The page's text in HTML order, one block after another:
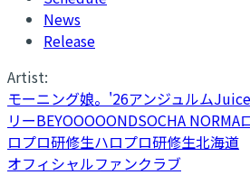
News
Release
Artist:
モーニング娘。'26アンジュルム
リーBEYOOOOONDSOCHA NORMA
ロプロ研修生ハロプロ研修生北海道
オフィシャルファンクラブ